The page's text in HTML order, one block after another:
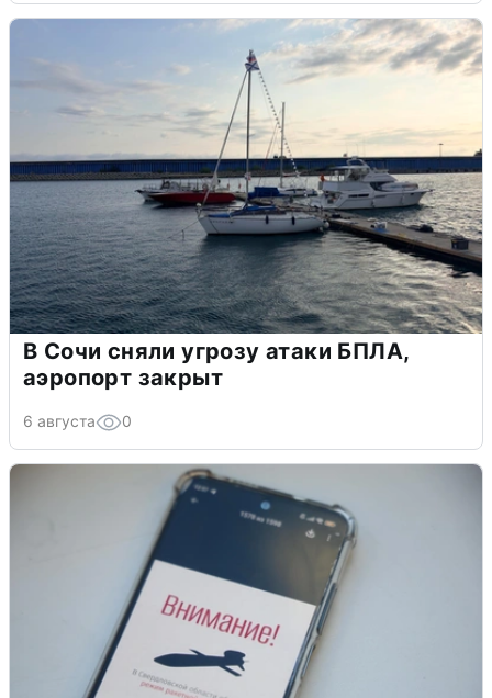
В Сочи сняли угрозу атаки БПЛА,
аэропорт закрыт
6 августа 0